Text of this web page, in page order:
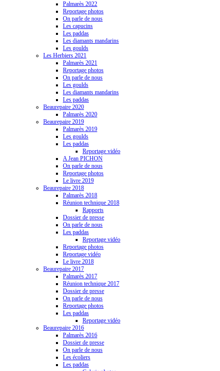
Palmarès 2022
Reportage photos
On parle de nous
Les capucins
Les paddas
Les diamants mandarins
Les goulds
Les Herbiers 2021
Palmarès 2021
Reportage photos
On parle de nous
Les goulds
Les diamants mandarins
Les paddas
Beaurepaire 2020
Palmarès 2020
Beaurepaire 2019
Palmarès 2019
Les goulds
Les paddas
Reportage vidéo
A Jean PICHON
On parle de nous
Reportage photos
Le livre 2019
Beaurepaire 2018
Palmarès 2018
Réunion technique 2018
Rapports
Dossier de presse
On parle de nous
Les paddas
Reportage vidéo
Reportage photos
Reportage vidéo
Le livre 2018
Beaurepaire 2017
Palmarès 2017
Réunion technique 2017
Dossier de presse
On parle de nous
Reportage photos
Les paddas
Reportage vidéo
Beaurepaire 2016
Palmarès 2016
Dossier de presse
On parle de nous
Les écoliers
Les paddas